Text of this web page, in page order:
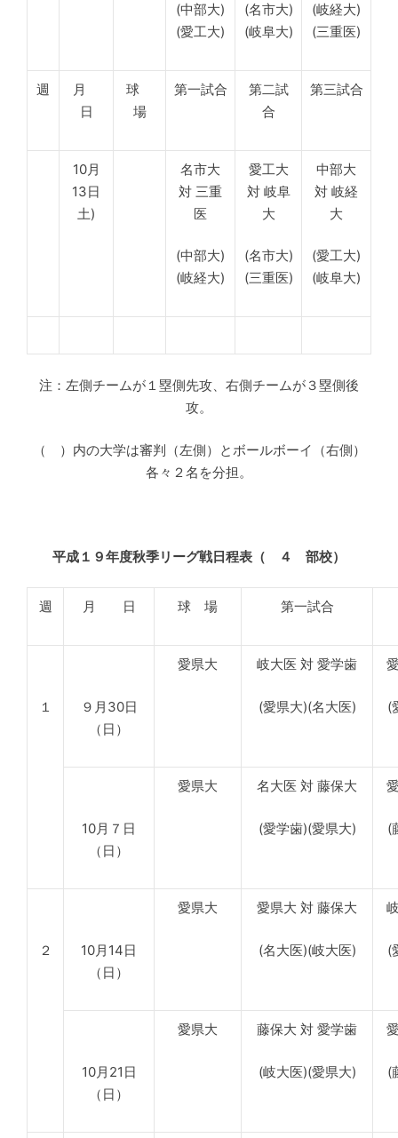
(中部大)
(愛工大)
(名市大)
(岐阜大)
(岐経大)
(三重医)
週
月
日
球
場
第一試合
第二試
合
第三試合
10月
13日
土)
名市大
対 三重
医
(中部大)
(岐経大)
愛工大
対 岐阜
大
(名市大)
(三重医)
中部大
対 岐経
大
(愛工大)
(岐阜大)
注：左側チームが１塁側先攻、右側チームが３塁側後
攻。
（ ）内の大学は審判（左側）とボールボーイ（右側）
各々２名を分担。
平成１９年度秋季リーグ戦日程表（ ４ 部校）
週 月 日 球 場 第一試合
１
９月30日
（日）
愛県大 岐大医 対 愛学歯
(愛県大)(名大医) (
10月７日
（日）
愛県大 名大医 対 藤保大
(愛学歯)(愛県大) (
２
10月14日
（日）
愛県大 愛県大 対 藤保大
(名大医)(岐大医) (
10月21日
（日）
愛県大 藤保大 対 愛学歯
(岐大医)(愛県大) (